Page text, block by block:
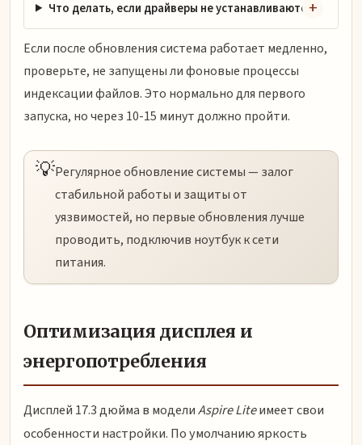
Что делать, если драйверы не устанавливаются?
Если после обновления система работает медленно,
проверьте, не запущены ли фоновые процессы
индексации файлов. Это нормально для первого
запуска, но через 10-15 минут должно пройти.
💡Регулярное обновление системы — залог
стабильной работы и защиты от
уязвимостей, но первые обновления лучше
проводить, подключив ноутбук к сети
питания.
Оптимизация дисплея и
энергопотребления
Дисплей 17.3 дюйма в моделиAspire Liteимеет свои
особенности настройки. По умолчанию яркость